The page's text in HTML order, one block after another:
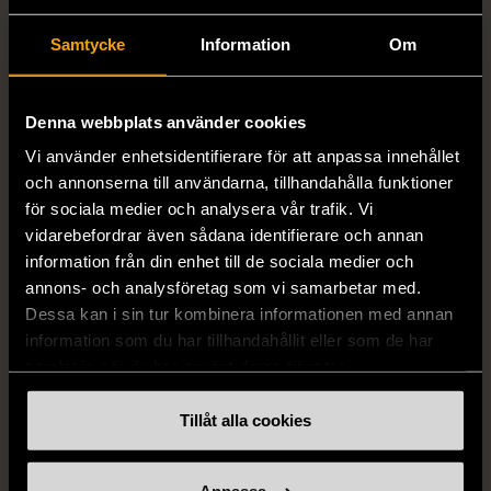
Samtycke Information Om
Denna webbplats använder cookies
Vi använder enhetsidentifierare för att anpassa innehållet
och annonserna till användarna, tillhandahålla funktioner
för sociala medier och analysera vår trafik. Vi
vidarebefordrar även sådana identifierare och annan
information från din enhet till de sociala medier och
annons- och analysföretag som vi samarbetar med.
Dessa kan i sin tur kombinera informationen med annan
information som du har tillhandahållit eller som de har
Tillåt alla cookies
STENSTRÖMS
Stenströms skjorta turkos
L (50) Gott skick
BOSS
BOSS vit pikétröja
Mycket gott skick
279 kr